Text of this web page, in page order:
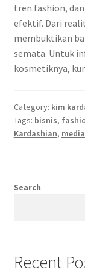
tren fashion,
efektif. Dari
membuktikan
semata. Untuk
kosmetiknya,
Category: kim
Tags: bisnis,
Kardashian,
Search
Recent